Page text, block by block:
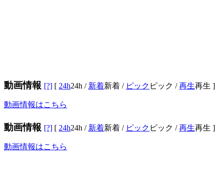
動画情報 [?] [ 24h24h / 新着新着 / ピック ピック /再生再生 ]
動画情報はこちら
動画情報 [?] [ 24h24h / 新着新着 / ピック ピック /再生再生 ]
動画情報はこちら